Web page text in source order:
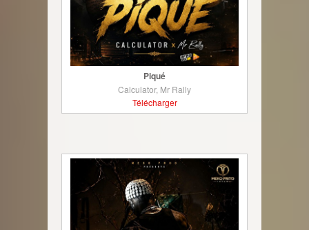
Piqué
Calculator, Mr Rally
Télécharger